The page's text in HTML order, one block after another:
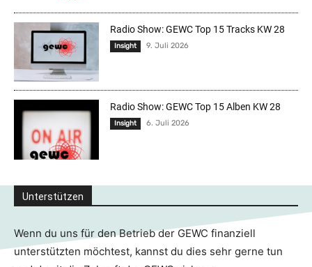
Radio Show: GEWC Top 15 Tracks KW 28
Insight 9. Juli 2026
Radio Show: GEWC Top 15 Alben KW 28
Insight 6. Juli 2026
Unterstützen
Wenn du uns für den Betrieb der GEWC finanziell
unterstützten möchtest, kannst du dies sehr gerne tun